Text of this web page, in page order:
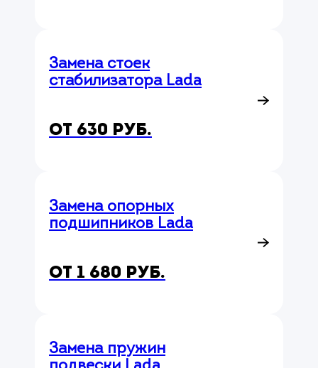
Замена стоек
стабилизатора Lada
от 630 руб.
Замена опорных
подшипников Lada
от 1 680 руб.
Замена пружин